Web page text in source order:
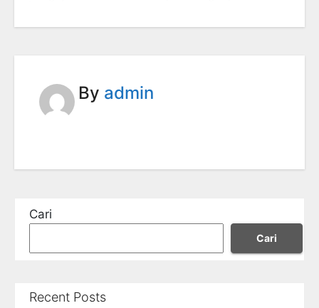
By admin
Cari
Cari
Recent Posts